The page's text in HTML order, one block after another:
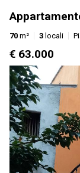
70 m² 3 locali
€ 63.000